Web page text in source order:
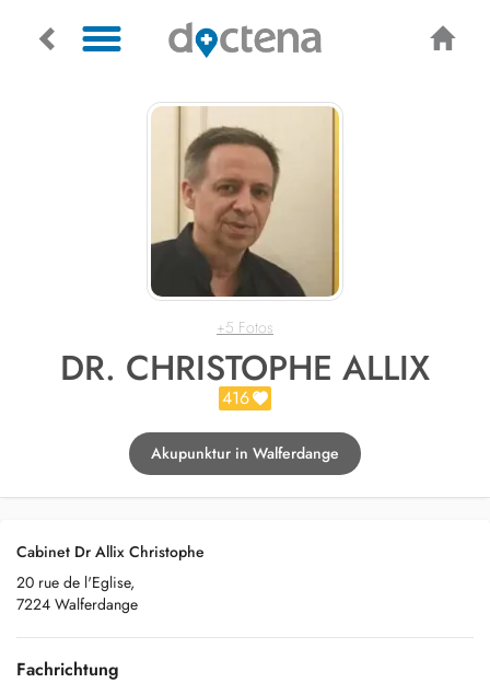
+5 Fotos
DR. CHRISTOPHE ALLIX
416
Akupunktur in Walferdange
Cabinet Dr Allix Christophe
20 rue de l'Eglise,
7224 Walferdange
Fachrichtung